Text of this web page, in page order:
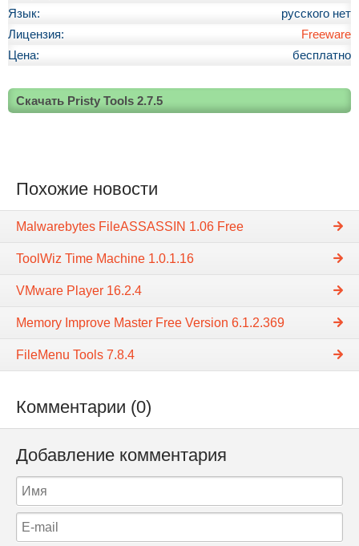
Язык:
русского нет
Лицензия:
Freeware
Цена:
бесплатно
Скачать Pristy Tools 2.7.5
Похожие новости
Malwarebytes FileASSASSIN 1.06 Free
ToolWiz Time Machine 1.0.1.16
VMware Player 16.2.4
Memory Improve Master Free Version 6.1.2.369
FileMenu Tools 7.8.4
Комментарии (0)
Добавление комментария